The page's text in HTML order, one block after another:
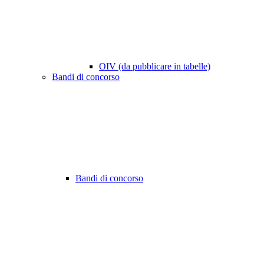
OIV (da pubblicare in tabelle)
Bandi di concorso
Bandi di concorso